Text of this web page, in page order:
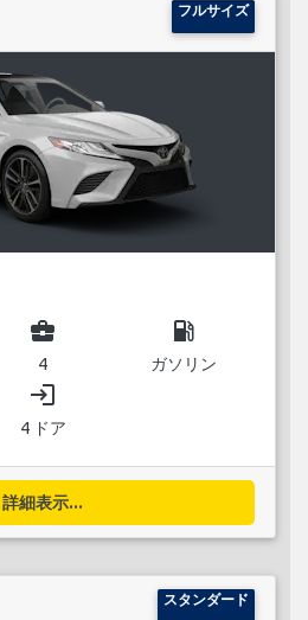
フルサイズ
business_center
4
local_gas_station
ガソリン
login
4 ドア
詳細表示...
スタンダード